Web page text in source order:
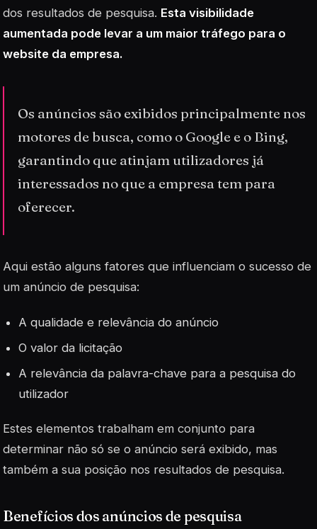
dos resultados de pesquisa. Esta visibilidade
aumentada pode levar a um maior tráfego para o
website da empresa.
Os anúncios são exibidos principalmente nos
motores de busca, como o Google e o Bing,
garantindo que atinjam utilizadores já
interessados no que a empresa tem para
oferecer.
Aqui estão alguns fatores que influenciam o sucesso de
um anúncio de pesquisa:
A qualidade e relevância do anúncio
O valor da licitação
A relevância da palavra-chave para a pesquisa do
utilizador
Estes elementos trabalham em conjunto para
determinar não só se o anúncio será exibido, mas
também a sua posição nos resultados de pesquisa.
Benefícios dos anúncios de pesquisa